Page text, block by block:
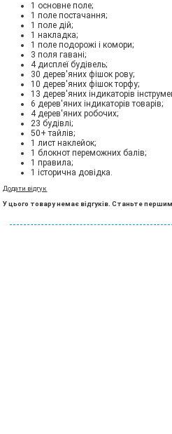
1 основне поле;
1 поле постачання;
1 поле дій;
1 накладка;
1 поле подорожі і комори;
3 поля гавані;
4 дисплеї будівель;
30 дерев'яних фішок рову;
10 дерев'яних фішок торфу;
13 дерев'яних індикаторів
6 дерев'яних індикаторів товарів;
4 дерев'яних робочих;
23 будівлі;
50+ тайлів;
1 лист наклейок;
1 блокнот переможних балів;
1 правила;
1 історична довідка.
Додати відгук
У цього товару немає відгуків. Станьте